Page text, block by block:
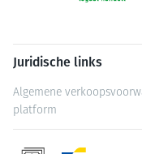
Juridische links
Algemene
platform